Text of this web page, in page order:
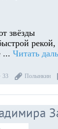
звёзды
рекой,
... Читать
33 Полынкин